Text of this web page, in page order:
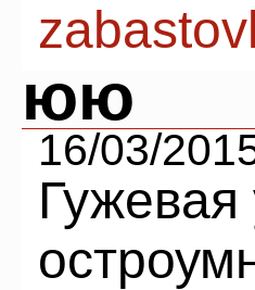
юю
16/03/